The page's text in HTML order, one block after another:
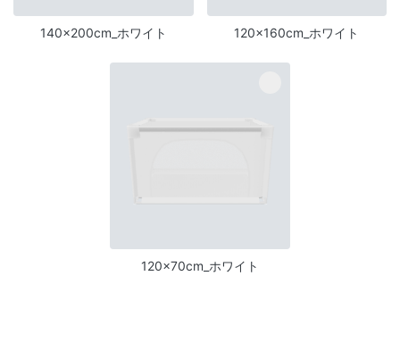
140x200cm_ホワイト 120×160cm_ホワイト
120×70cm_ホワイト